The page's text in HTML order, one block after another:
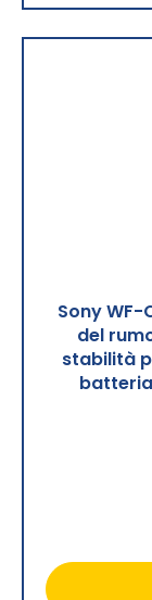
Sony
del
stabilità